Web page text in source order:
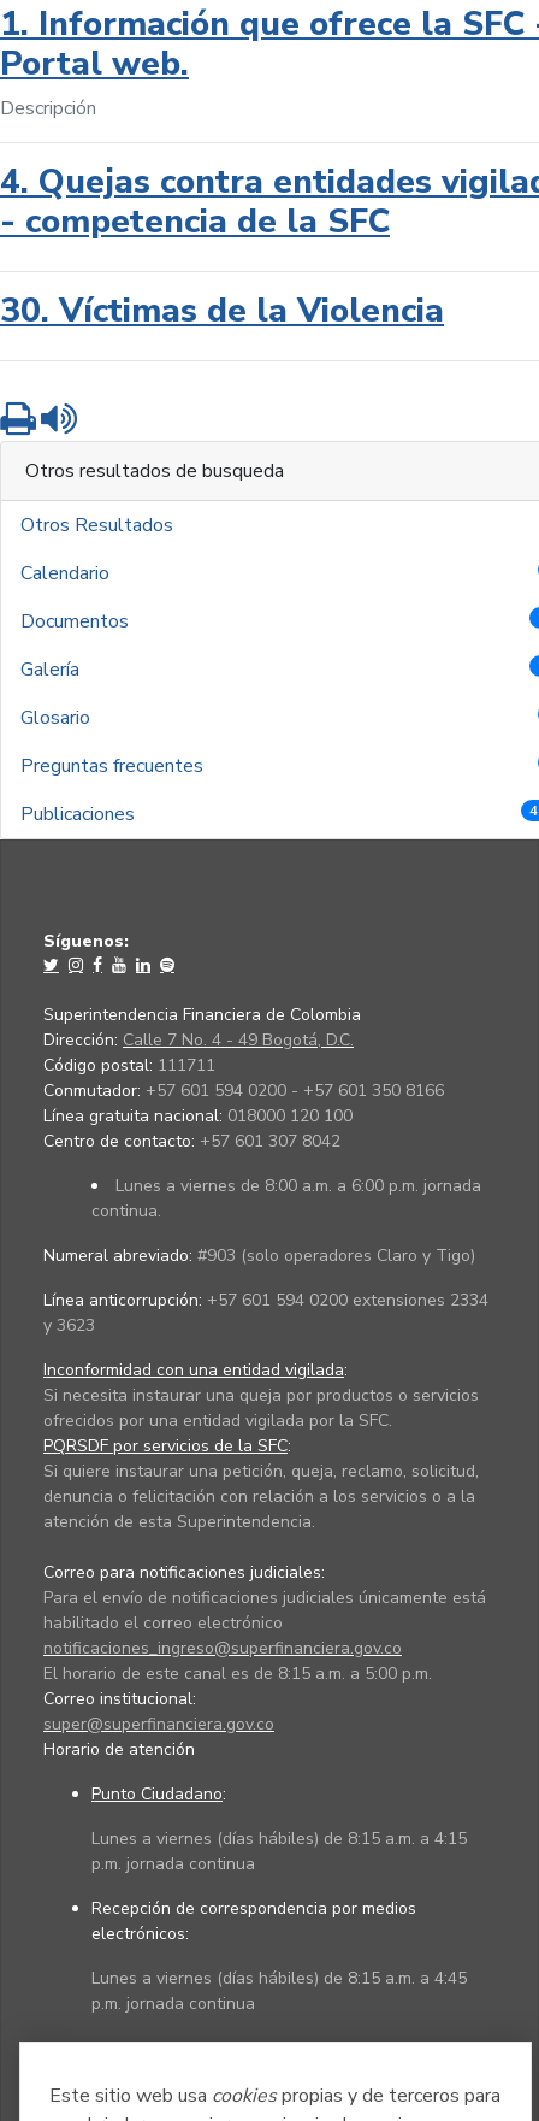
Este sitio web usa cookiespropias y de terceros para
1. Información que ofrece la SFC
Portal web.
Descripción
4. Quejas contra entidades
- competencia de la SFC
30. Víctimas de la Violencia
Imprimir
Otros resultados de busqueda
Otros Resultados
Calendario
Documentos
Galería
Glosario
Preguntas frecuentes
Publicaciones
Síguenos:
Superintendencia Financiera de Colombia
Dirección: Calle 7 No. 4 - 49 Bogotá, D.C.
Código postal: 111711
Conmutador: +57 601 594 0200 - +57 601 350 8166
Línea gratuita nacional: 018000 120 100
Centro de contacto: +57 601 307 8042
Lunes a viernes de 8:00 a.m. a 6:00 p.m. jornada
continua.
Numeral abreviado: #903 (solo operadores Claro y Tigo)
Línea anticorrupción: +57 601 594 0200 extensiones 2334
y 3623
Inconformidad con una entidad vigilada:
Si necesita instaurar una queja por productos o servicios
ofrecidos por una entidad vigilada por la SFC.
PQRSDF por servicios de la SFC:
Si quiere instaurar una petición, queja, reclamo, solicitud,
denuncia o felicitación con relación a los servicios o a la
atención de esta Superintendencia.
Correo para notificaciones judiciales:
Para el envío de notificaciones judiciales únicamente está
habilitado el correo electrónico
notificaciones_ingreso@superfinanciera.gov.co
El horario de este canal es de 8:15 a.m. a 5:00 p.m.
Correo institucional:
super@superfinanciera.gov.co
Horario de atención
Punto Ciudadano:
Lunes a viernes (días hábiles) de 8:15 a.m. a 4:15
p.m. jornada continua
Recepción de correspondencia por medios
electrónicos:
Lunes a viernes (días hábiles) de 8:15 a.m. a 4:45
p.m. jornada continua